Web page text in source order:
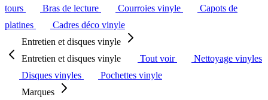
tours
Bras de lecture Courroies vinyle
Capots de
platines
Cadres déco vinyle
Entretien et disques vinyle
Entretien et disques vinyle
Tout voir
Nettoyage vinyles
Disques vinyles
Pochettes vinyle
Marques